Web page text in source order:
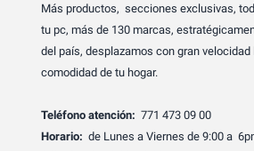
Más productos, secciones exclusivas,
tu pc, más de 130 marcas,
del país, desplazamos con gran
comodidad de tu hogar.
Teléfono atención: 771 473 09 00
Horario: de Lunes a Viernes de 9:00 a